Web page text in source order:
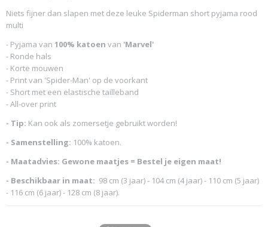
Niets fijner dan slapen met deze leuke Spiderman short pyjama rood
multi
- Pyjama van 100% katoen van 'Marvel'
- Ronde hals
- Korte mouwen
- Print van 'Spider-Man' op de voorkant
- Short met een elastische tailleband
- All-over print
- Tip: Kan ook als zomersetje gebruikt worden!
- Samenstelling: 100% katoen.
- Maatadvies: Gewone maatjes = Bestel je eigen maat!
- Beschikbaar in maat: 98 cm (3 jaar) - 104 cm (4 jaar) - 110 cm (5 jaar)
- 116 cm (6 jaar) - 128 cm (8 jaar).